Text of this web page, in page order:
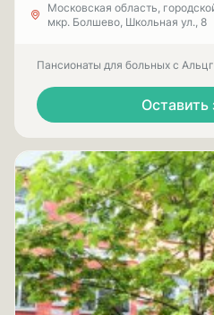
Московская область,
мкр. Болшево, Школьная ул., 8
Пансионаты для больных с
Оставить